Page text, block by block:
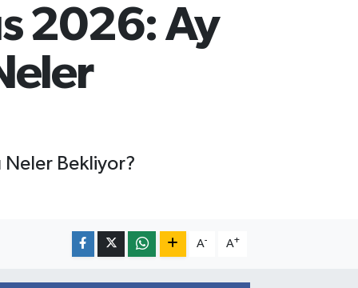
2026: Ay
Neler Bekliyor?
A- A+